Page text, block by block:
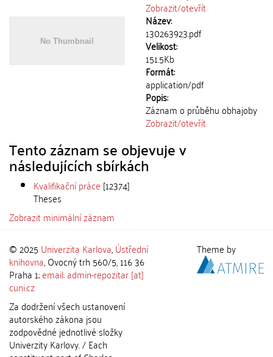
Zobrazit/otevřít
Název:
130263923.pdf
Velikost:
151.5Kb
Formát:
application/pdf
Popis:
Záznam o průběhu obhajoby
Zobrazit/otevřít
Tento záznam se objevuje v
následujících sbírkách
Kvalifikační práce [12374]
Theses
Zobrazit minimální záznam
© 2025 Univerzita Karlova,Ústřední
knihovna, Ovocný trh 560/5, 116 36
Praha 1;email: admin-repozitar [at]
cuni.cz
Za dodržení všech ustanovení
autorského zákona jsou
zodpovědné jednotlivé složky
Univerzity Karlovy. / Each
Theme by